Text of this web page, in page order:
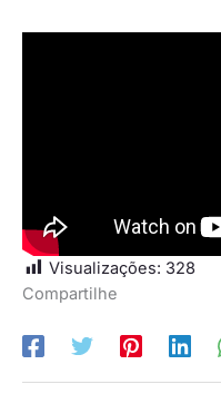
Visualizações: 328
Compartilhe